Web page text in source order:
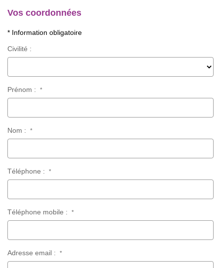
Vos coordonnées
* Information obligatoire
Civilité :
Prénom : *
Nom : *
Téléphone : *
Téléphone mobile : *
Adresse email : *